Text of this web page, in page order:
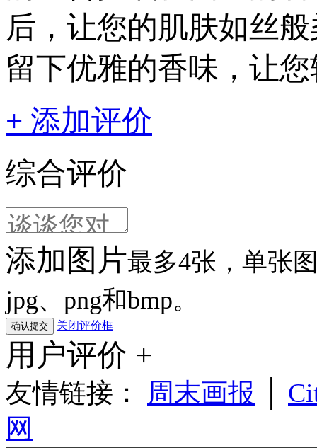
后，让您的肌肤如丝
留下优雅的香味，让
+ 添加评价
综合评价
添加图片最多4张，单张
jpg、png和bmp。
关闭评价框
用户评价 +
友情链接： 周末画报
网